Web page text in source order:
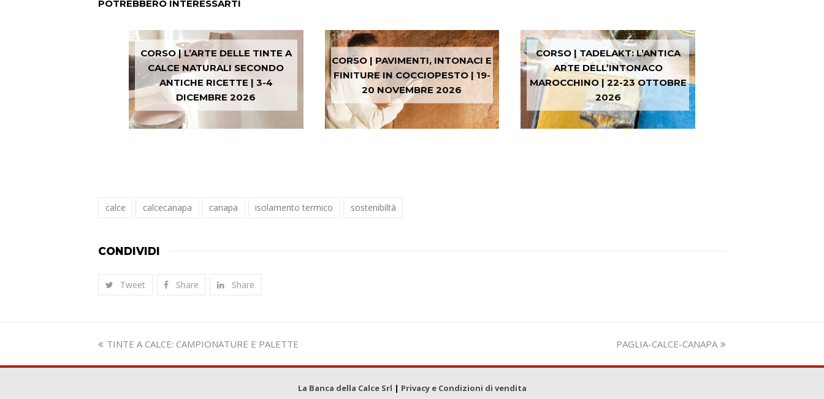
POTREBBERO INTERESSARTI
CORSO | L’ARTE DELLE TINTE A
CALCE NATURALI SECONDO
ANTICHE RICETTE | 3-4
DICEMBRE 2026
CORSO | PAVIMENTI, INTONACI E
FINITURE IN COCCIOPESTO | 19-
20 NOVEMBRE 2026
CORSO | TADELAKT: L’ANTICA
ARTE DELL’INTONACO
MAROCCHINO | 22-23 OTTOBRE
2026
calce calcecanapa canapa isolamento termico sostenibiltà
CONDIVIDI
Tweet Share Share
Slide
TINTE A CALCE: CAMPIONATURE E PALETTE
visualizza
PAGLIA-CALCE-CANAPA
La Banca della Calce Srl | Privacy e Condizioni di vendita